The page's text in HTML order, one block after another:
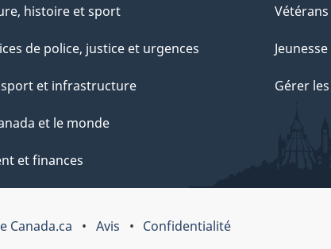
histoire et sport
de police, justice et urgences
et infrastructure
et le monde
et finances
Jeunesse
Gérer
Canada.ca Avis Confidentialité